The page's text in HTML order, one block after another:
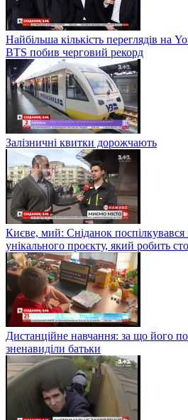
Найбільша кількість переглядів на
BTS побив черговий рекорд
Залізничні квитки дорожчають
Києве, мий: Сніданок поспілкувався
унікального проєкту, який робить
Дистанційне навчання: за що його
зненавиділи батьки